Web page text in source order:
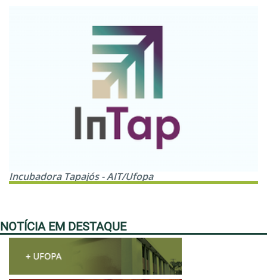
Incubadora Tapajós - AIT/Ufopa
NOTÍCIA EM DESTAQUE